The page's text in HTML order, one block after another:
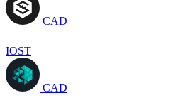
CAD
IOST
CAD